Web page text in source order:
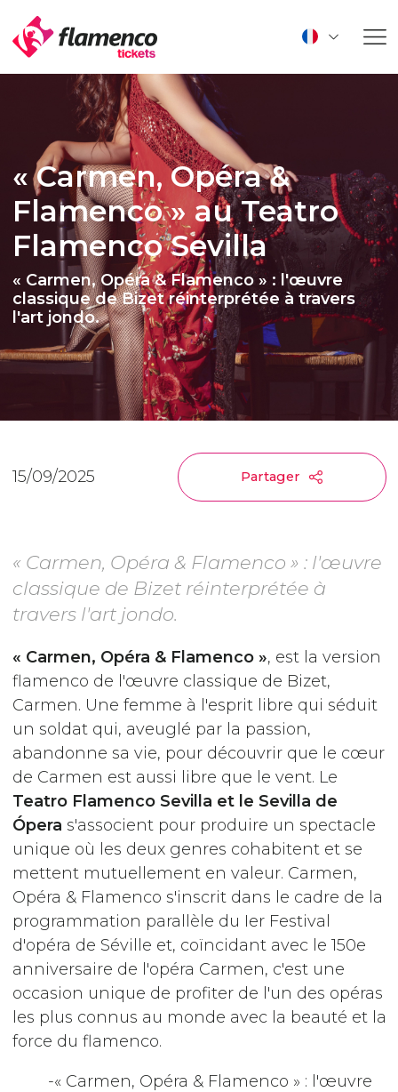
« Carmen, Opéra &
Flamenco » au Teatro
Flamenco Sevilla
« Carmen, Opéra & Flamenco » : l'œuvre
classique de Bizet réinterprétée à travers
l'art jondo.
15/09/2025 Partager
« Carmen, Opéra & Flamenco » : l'œuvre
classique de Bizet réinterprétée à
travers l'art jondo.
« Carmen, Opéra & Flamenco », est la version
flamenco de l'œuvre classique de Bizet,
Carmen. Une femme à l'esprit libre qui séduit
un soldat qui, aveuglé par la passion,
abandonne sa vie, pour découvrir que le cœur
de Carmen est aussi libre que le vent. Le
Teatro Flamenco Sevilla et le Sevilla de
Ópera s'associent pour produire un spectacle
unique où les deux genres cohabitent et se
mettent mutuellement en valeur. Carmen,
Opéra & Flamenco s'inscrit dans le cadre de la
programmation parallèle du Ier Festival
d'opéra de Séville et, coïncidant avec le 150e
anniversaire de l'opéra Carmen, c'est une
occasion unique de profiter de l'un des opéras
les plus connus au monde avec la beauté et la
force du flamenco.
-« Carmen, Opéra & Flamenco » : l'œuvre